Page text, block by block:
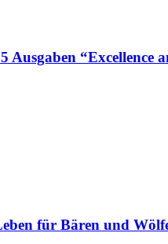
Ausgaben “Excellence
für Bären und